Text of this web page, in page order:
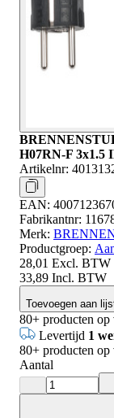
H07RN-F 3x1.5
Artikelnr:
EAN:
Fabrikantnr:
Merk:
Productgroep:
28,01 Excl. BTW
33,89 Incl. BTW
Toevoegen aan
80+ producten op
Levertijd 1
80+ producten op
Aantal